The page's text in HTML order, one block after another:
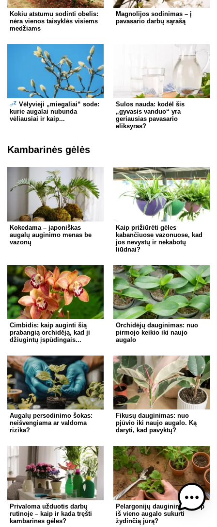
Kokiu atstumu sodinti obelis:
nėra vienos taisyklės visiems
medžiams
Magnolijos sodinimas – į
pavasario darbų sąrašą
Vėlyvieji „miegaliai“ sode:
kurie augalai nubunda
vėliausiai ir kaip...
Sulos nauda: kodėl šis
„gyvasis vanduo“ yra
geriausias pavasario
eliksyras?
Kambarinės gėlės
Kokedama – japoniškas
augalų auginimo menas be
vazonų
Kaip prižiūrėti gėles
kabančiuose vazonuose, kad
jos nevystų ir nekabotų
liūdnai?
Cimbidis: kaip auginti šią
prabangią orchidėją, kad ji
džiugintų įspūdingais...
Orchidėjų dauginimas: nuo
pirmojo keikio iki naujo
augalo
Augalų persodinimo šokas:
neišvengiama ar valdoma
rizika?
Fikusų dauginimas: nuo
pjūvio iki naujo augalo. Ką
daryti, kad pavyktų?
Privaloma užduotis darbų
rutinoje – kaip ir kada tręšti
kambarines gėles?
Pelargonijų dauginimas: kaip
iš vieno augalo sukurti
žydinčią jūrą?